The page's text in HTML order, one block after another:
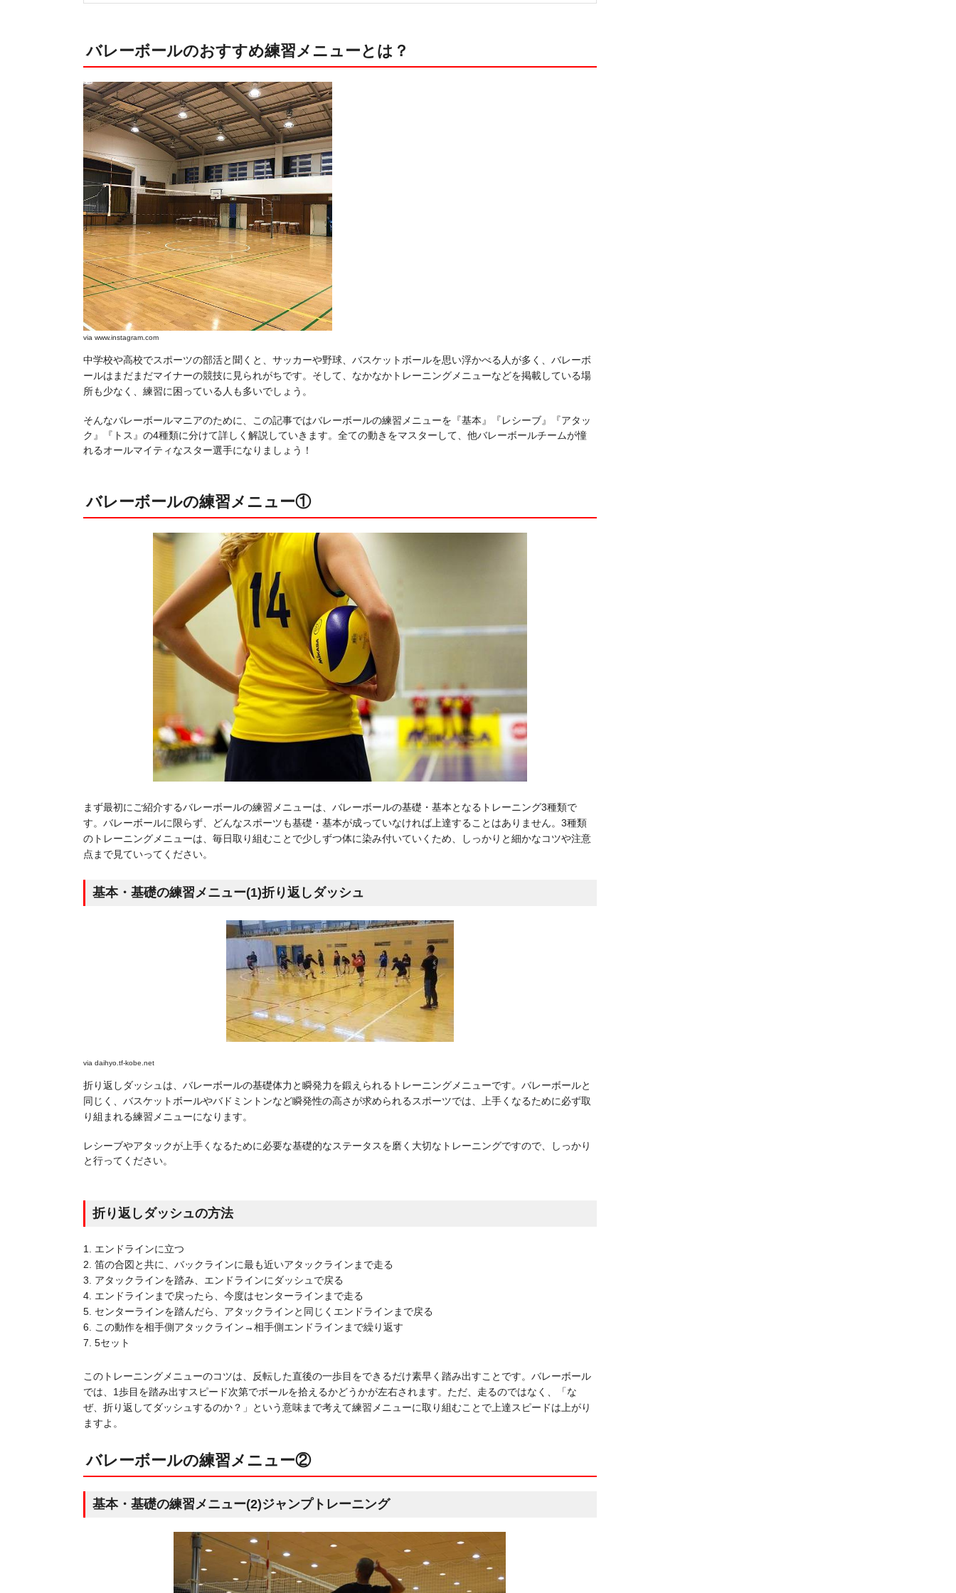
バレーボールのおすすめ練習メニューとは？
via www.instagram.com
中学校や高校でスポーツの部活と聞くと、サッカーや野球、バスケットボールを思い浮かべる人が多く、バレーボ
ールはまだまだマイナーの競技に見られがちです。そして、なかなかトレーニングメニューなどを掲載している場
所も少なく、練習に困っている人も多いでしょう。
そんなバレーボールマニアのために、この記事ではバレーボールの練習メニューを『基本』『レシーブ』『アタッ
ク』『トス』の4種類に分けて詳しく解説していきます。全ての動きをマスターして、他バレーボールチームが憧
れるオールマイティなスター選手になりましょう！
バレーボールの練習メニュー①
まず最初にご紹介するバレーボールの練習メニューは、バレーボールの基礎・基本となるトレーニング3種類で
す。バレーボールに限らず、どんなスポーツも基礎・基本が成っていなければ上達することはありません。3種類
のトレーニングメニューは、毎日取り組むことで少しずつ体に染み付いていくため、しっかりと細かなコツや注意
点まで見ていってください。
基本・基礎の練習メニュー(1)折り返しダッシュ
via daihyo.tf-kobe.net
折り返しダッシュは、バレーボールの基礎体力と瞬発力を鍛えられるトレーニングメニューです。バレーボールと
同じく、バスケットボールやバドミントンなど瞬発性の高さが求められるスポーツでは、上手くなるために必ず取
り組まれる練習メニューになります。
レシーブやアタックが上手くなるために必要な基礎的なステータスを磨く大切なトレーニングですので、しっかり
と行ってください。
折り返しダッシュの方法
1. エンドラインに立つ
2. 笛の合図と共に、バックラインに最も近いアタックラインまで走る
3. アタックラインを踏み、エンドラインにダッシュで戻る
4. エンドラインまで戻ったら、今度はセンターラインまで走る
5. センターラインを踏んだら、アタックラインと同じくエンドラインまで戻る
6. この動作を相手側アタックライン→相手側エンドラインまで繰り返す
7. 5セット
このトレーニングメニューのコツは、反転した直後の一歩目をできるだけ素早く踏み出すことです。バレーボール
では、1歩目を踏み出すスピード次第でボールを拾えるかどうかが左右されます。ただ、走るのではなく、「な
ぜ、折り返してダッシュするのか？」という意味まで考えて練習メニューに取り組むことで上達スピードは上がり
ますよ。
バレーボールの練習メニュー②
基本・基礎の練習メニュー(2)ジャンプトレーニング